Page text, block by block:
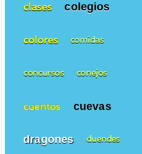
clases colegios
colores comidas
concursos conejos
cuentos cuevas
dragones duendes